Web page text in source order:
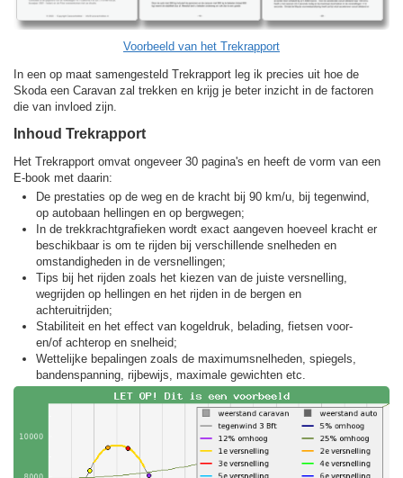
Voorbeeld van het Trekrapport
In een op maat samengesteld Trekrapport leg ik precies uit hoe de
Skoda een Caravan zal trekken en krijg je beter inzicht in de factoren
die van invloed zijn.
Inhoud Trekrapport
Het Trekrapport omvat ongeveer 30 pagina's en heeft de vorm van een
E-book met daarin:
De prestaties op de weg en de kracht bij 90 km/u, bij tegenwind,
op autobaan hellingen en op bergwegen;
In de trekkracht­grafieken wordt exact aangeven hoeveel kracht er
beschikbaar is om te rijden bij verschillende snelheden en
omstandigheden in de versnellingen;
Tips bij het rijden zoals het kiezen van de juiste versnelling,
wegrijden op hellingen en het rijden in de bergen en
achteruitrijden;
Stabiliteit en het effect van kogeldruk, belading, fietsen voor-
en/of achterop en snelheid;
Wettelijke bepalingen zoals de maximumsnelheden, spiegels,
bandenspanning, rijbewijs, maximale gewichten etc.